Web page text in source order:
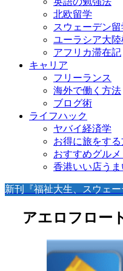
北欧留学
スウェーデン
ユーラシア大
アフリカ滞在記
キャリア
フリーランス
海外で働く方法
ブログ術
ライフハック
ヤバイ経済学
お得に旅をす
おすすめグル
香港いい店う
新刊『福祉大生、スウェー
アエロフロー